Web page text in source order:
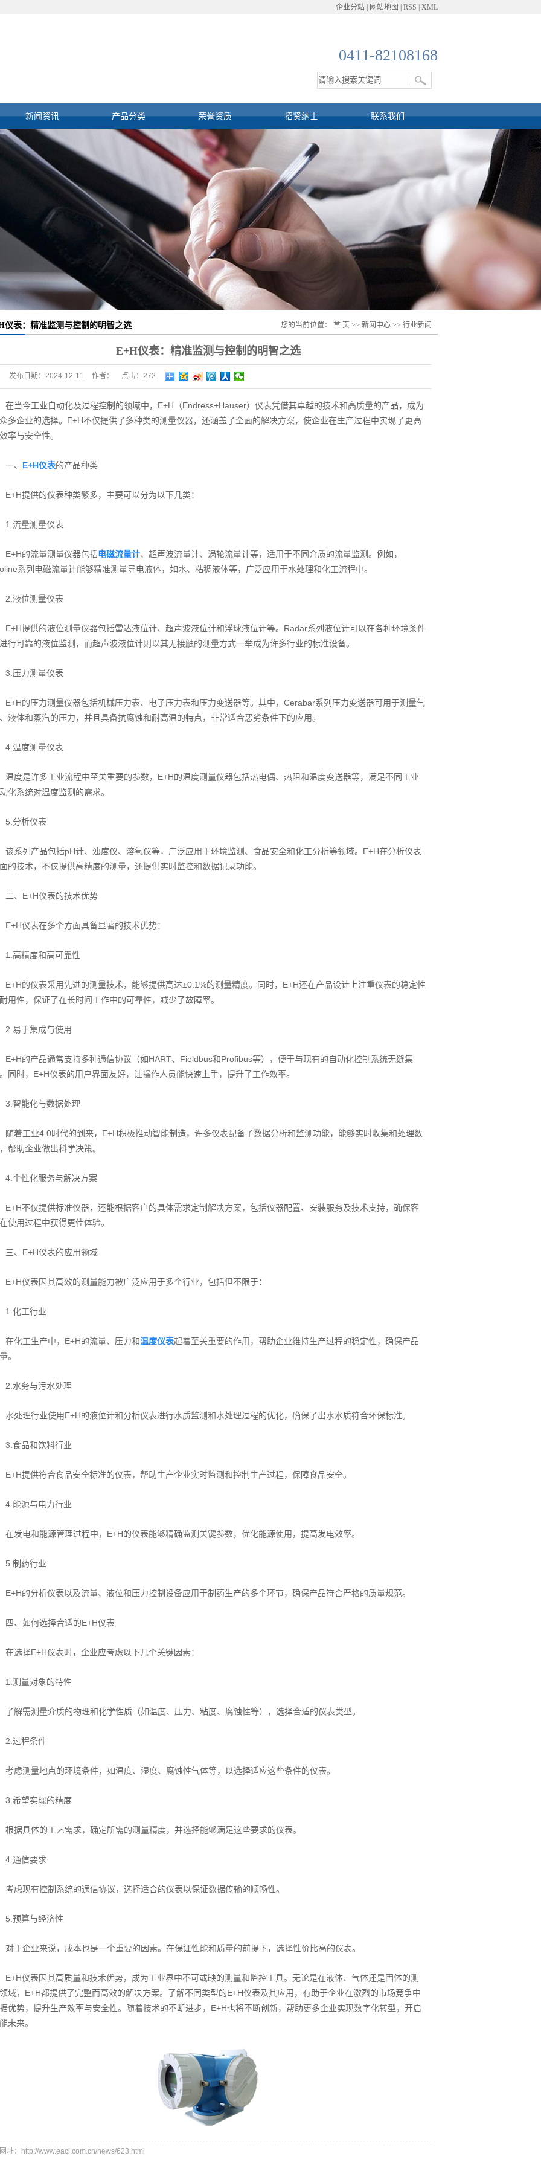
企业分站 网站地图 RSS XML
0411-82108168
新闻资讯
公司新闻
行业新闻
产品分类
E+H仪表
霍尼韦尔卡件
肯纳特执行器
安捷伦色谱仪
罗克韦尔系统
其他进口仪表
荣誉资质 招贤纳士 联系我们
仪表：精准监测与控制的明智之选 您的当前位置： 首 页 >> 新闻中心 >> 行业新闻
E+H仪表：精准监测与控制的明智之选
发布日期： 2024-12-11 作者： 点击： 272
在当今工业自动化及过程控制的领域中，E+H（Endress+Hauser）仪表凭借其卓越的技术和高质量的产品，成为
多企业的选择。E+H不仅提供了多种类的测量仪器，还涵盖了全面的解决方案，使企业在生产过程中实现了更高
率与安全性。
一、 E+H仪表的产品种类
E+H提供的仪表种类繁多，主要可以分为以下几类：
1.流量测量仪表
E+H的流量测量仪器包括电磁流量计、超声波流量计、涡轮流量计等，适用于不同介质的流量监测。例如，
系列电磁流量计能够精准测量导电液体，如水、粘稠液体等，广泛应用于水处理和化工流程中。
2.液位测量仪表
E+H提供的液位测量仪器包括雷达液位计、超声波液位计和浮球液位计等。Radar系列液位计可以在各种环境条件
行可靠的液位监测，而超声波液位计则以其无接触的测量方式一举成为许多行业的标准设备。
3.压力测量仪表
E+H的压力测量仪器包括机械压力表、电子压力表和压力变送器等。其中，Cerabar系列压力变送器可用于测量气
液体和蒸汽的压力，并且具备抗腐蚀和耐高温的特点，非常适合恶劣条件下的应用。
4.温度测量仪表
温度是许多工业流程中至关重要的参数，E+H的温度测量仪器包括热电偶、热阻和温度变送器等，满足不同工业
化系统对温度监测的需求。
5.分析仪表
该系列产品包括pH计、浊度仪、溶氧仪等，广泛应用于环境监测、食品安全和化工分析等领域。E+H在分析仪表
的技术，不仅提供高精度的测量，还提供实时监控和数据记录功能。
二、E+H仪表的技术优势
E+H仪表在多个方面具备显著的技术优势：
1.高精度和高可靠性
E+H的仪表采用先进的测量技术，能够提供高达±0.1%的测量精度。同时，E+H还在产品设计上注重仪表的稳定性
用性，保证了在长时间工作中的可靠性，减少了故障率。
2.易于集成与使用
E+H的产品通常支持多种通信协议（如HART、Fieldbus和Profibus等），便于与现有的自动化控制系统无缝集
同时，E+H仪表的用户界面友好，让操作人员能快速上手，提升了工作效率。
3.智能化与数据处理
随着工业4.0时代的到来，E+H积极推动智能制造，许多仪表配备了数据分析和监测功能，能够实时收集和处理数
帮助企业做出科学决策。
4.个性化服务与解决方案
E+H不仅提供标准仪器，还能根据客户的具体需求定制解决方案，包括仪器配置、安装服务及技术支持，确保客
使用过程中获得更佳体验。
三、E+H仪表的应用领域
E+H仪表因其高效的测量能力被广泛应用于多个行业，包括但不限于：
1.化工行业
在化工生产中，E+H的流量、压力和温度仪表起着至关重要的作用，帮助企业维持生产过程的稳定性，确保产品
。
2.水务与污水处理
水处理行业使用E+H的液位计和分析仪表进行水质监测和水处理过程的优化，确保了出水水质符合环保标准。
3.食品和饮料行业
E+H提供符合食品安全标准的仪表，帮助生产企业实时监测和控制生产过程，保障食品安全。
4.能源与电力行业
在发电和能源管理过程中，E+H的仪表能够精确监测关键参数，优化能源使用，提高发电效率。
5.制药行业
E+H的分析仪表以及流量、液位和压力控制设备应用于制药生产的多个环节，确保产品符合严格的质量规范。
四、如何选择合适的E+H仪表
在选择E+H仪表时，企业应考虑以下几个关键因素：
1.测量对象的特性
了解需测量介质的物理和化学性质（如温度、压力、粘度、腐蚀性等），选择合适的仪表类型。
2.过程条件
考虑测量地点的环境条件，如温度、湿度、腐蚀性气体等，以选择适应这些条件的仪表。
3.希望实现的精度
根据具体的工艺需求，确定所需的测量精度，并选择能够满足这些要求的仪表。
4.通信要求
考虑现有控制系统的通信协议，选择适合的仪表以保证数据传输的顺畅性。
5.预算与经济性
对于企业来说，成本也是一个重要的因素。在保证性能和质量的前提下，选择性价比高的仪表。
E+H仪表因其高质量和技术优势，成为工业界中不可或缺的测量和监控工具。无论是在液体、气体还是固体的测
域，E+H都提供了完整而高效的解决方案。了解不同类型的E+H仪表及其应用，有助于企业在激烈的市场竞争中
优势，提升生产效率与安全性。随着技术的不断进步，E+H也将不断创新，帮助更多企业实现数字化转型，开启
未来。
址：http://www.eaci.com.cn/news/623.html